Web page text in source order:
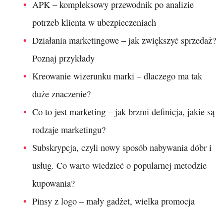
APK – kompleksowy przewodnik po analizie
potrzeb klienta w ubezpieczeniach
Działania marketingowe – jak zwiększyć sprzedaż?
Poznaj przykłady
Kreowanie wizerunku marki – dlaczego ma tak
duże znaczenie?
Co to jest marketing – jak brzmi definicja, jakie są
rodzaje marketingu?
Subskrypcja, czyli nowy sposób nabywania dóbr i
usług. Co warto wiedzieć o popularnej metodzie
kupowania?
Pinsy z logo – mały gadżet, wielka promocja